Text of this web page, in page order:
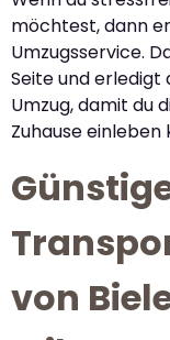
möchtest, dann
Umzugsservice.
Seite und erledigt
Umzug, damit du
Zuhause einleben
von